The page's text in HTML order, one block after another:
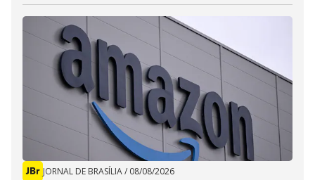
JORNAL DE BRASÍLIA/ 08/08/2026